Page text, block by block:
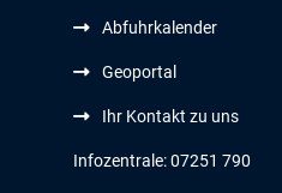
Abfuhrkalender
Geoportal
Ihr Kontakt zu uns
Infozentrale: 07251 790